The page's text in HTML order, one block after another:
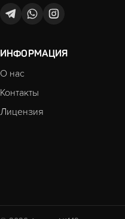
ИНФОРМАЦИЯ
О нас
Контакты
Лицензия